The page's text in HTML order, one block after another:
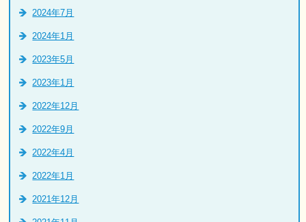
2024年7月
2024年1月
2023年5月
2023年1月
2022年12月
2022年9月
2022年4月
2022年1月
2021年12月